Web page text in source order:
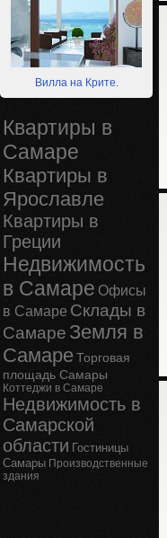
Вилла на Крите.
Квартиры в
Самаре
Квартиры в
Ярославле
Квартиры в
Греции
Недвижимость
в Самаре Офисы
в Самаре Склады в
Самаре Земля в
СамареТорговая
площадь Самары
Коттеджи в Самаре
Недвижимость в
Самарской
области Гостиницы
Самары Производственные
здания